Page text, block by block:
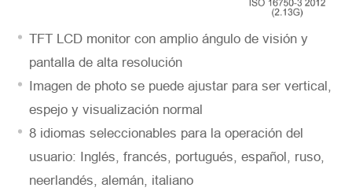
Descripción*
TFT LCD monitor con amplio ángulo de visión y
pantalla de alta resolución
Imagen de photo se puede ajustar para ser vertical,
espejo y visualización normal
8 idiomas seleccionables para la operación del
usuario: Inglés, francés, portugués, español, ruso,
neerlandés, alemán, italiano